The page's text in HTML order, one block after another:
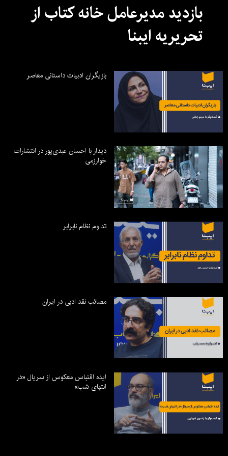
بازدید مدیرعامل خانه کتاب از
تحریریه ایبنا
بازیگران ادبیات داستانی معاصر
دیدار با احسان عبدی‌پور در انتشارات
خوارزمی
تداوم نظام نابرابر
مصائب نقد ادبی در ایران
ایده اقتباس معکوس از سریال «در
انتهای شب»